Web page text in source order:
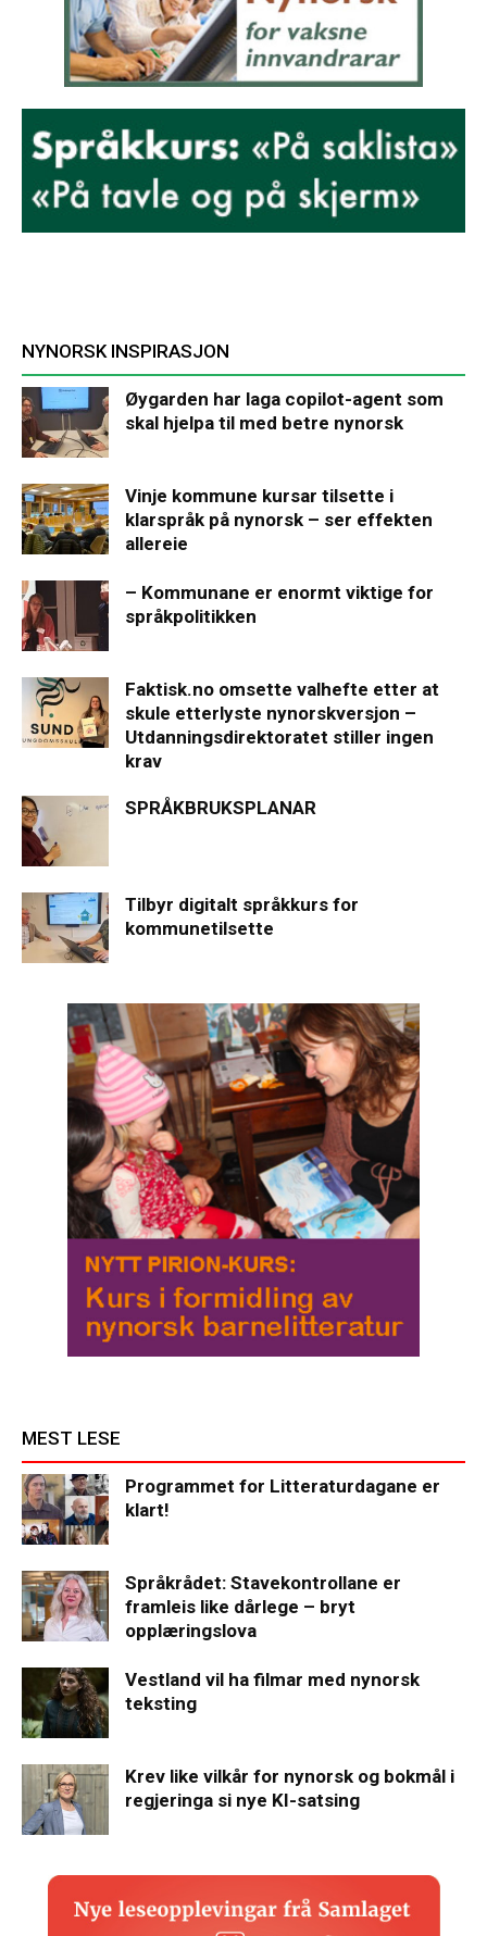
NYNORSK INSPIRASJON
Øygarden har laga copilot-agent som
skal hjelpa til med betre nynorsk
Vinje kommune kursar tilsette i
klarspråk på nynorsk – ser effekten
allereie
– Kommunane er enormt viktige for
språkpolitikken
Faktisk.no omsette valhefte etter at
skule etterlyste nynorskversjon –
Utdanningsdirektoratet stiller ingen
krav
SPRÅKBRUKSPLANAR
Tilbyr digitalt språkkurs for
kommunetilsette
MEST LESE
Programmet for Litteraturdagane er
klart!
Språkrådet: Stavekontrollane er
framleis like dårlege – bryt
opplæringslova
Vestland vil ha filmar med nynorsk
teksting
Krev like vilkår for nynorsk og bokmål i
regjeringa si nye KI-satsing